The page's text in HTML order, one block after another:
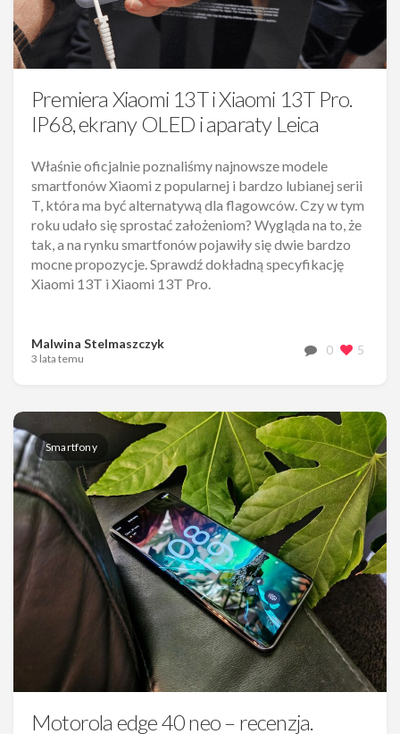
Premiera Xiaomi 13T i Xiaomi 13T Pro.
IP68, ekrany OLED i aparaty Leica
Właśnie oficjalnie poznaliśmy najnowsze modele
smartfonów Xiaomi z popularnej i bardzo lubianej serii
T, która ma być alternatywą dla flagowców. Czy w tym
roku udało się sprostać założeniom? Wygląda na to, że
tak, a na rynku smartfonów pojawiły się dwie bardzo
mocne propozycje. Sprawdź dokładną specyfikację
Xiaomi 13T i Xiaomi 13T Pro.
Malwina Stelmaszczyk
3 lata temu
0 5
Smartfony
Motorola edge 40 neo – recenzja.